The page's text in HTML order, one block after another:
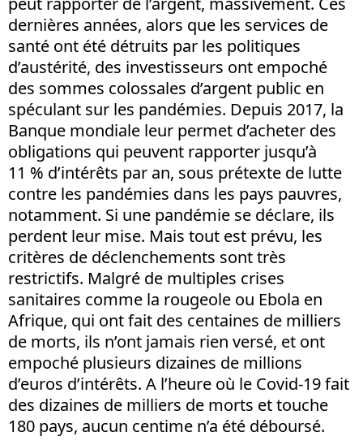
dernières années, alors que les services de
santé ont été détruits par les politiques
d’austérité, des investisseurs ont empoché
des sommes colossales d’argent public en
spéculant sur les pandémies. Depuis 2017, la
Banque mondiale leur permet d’acheter des
obligations qui peuvent rapporter jusqu’à
11 % d’intérêts par an, sous prétexte de lutte
contre les pandémies dans les pays pauvres,
notamment. Si une pandémie se déclare, ils
perdent leur mise. Mais tout est prévu, les
critères de déclenchements sont très
restrictifs. Malgré de multiples crises
sanitaires comme la rougeole ou Ebola en
Afrique, qui ont fait des centaines de milliers
de morts, ils n’ont jamais rien versé, et ont
empoché plusieurs dizaines de millions
d’euros d’intérêts. A l’heure où le Covid-19 fait
des dizaines de milliers de morts et touche
180 pays, aucun centime n’a été déboursé.